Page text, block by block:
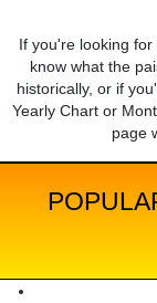
If you're looking
know what the
historically, or if
Yearly Chart or
page